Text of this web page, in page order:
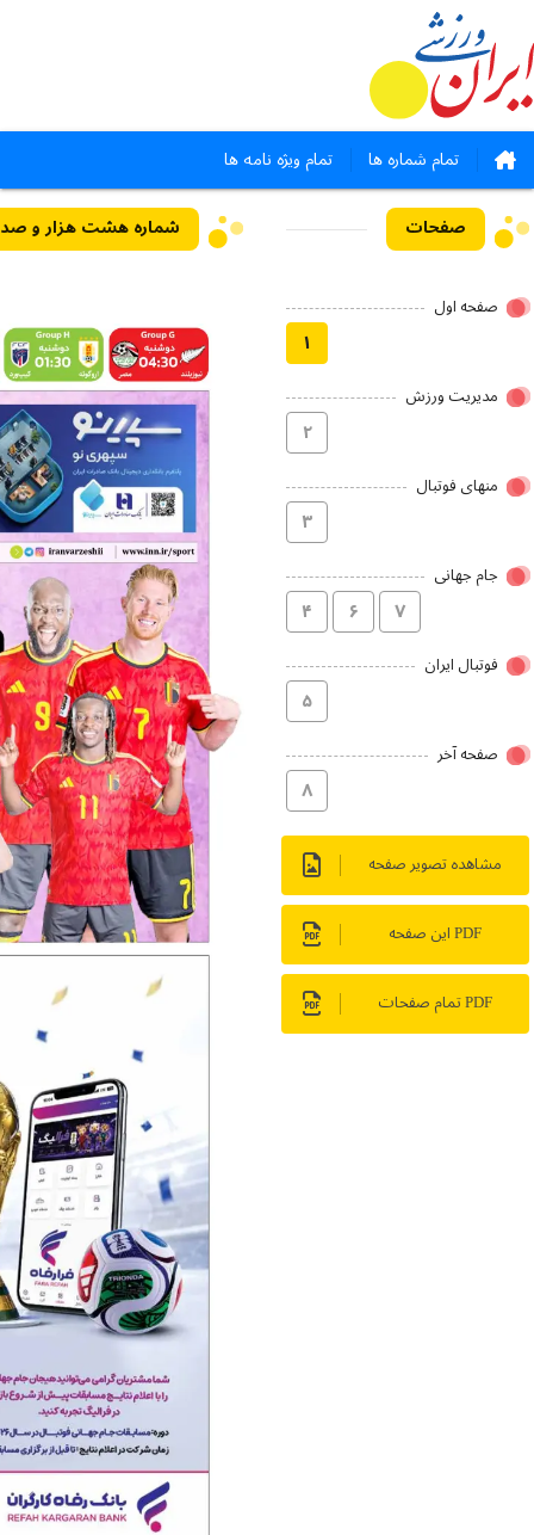
تمام شماره ها تمام ویژه نامه ها
صفحات
صفحه اول
۱
مدیریت ورزش
۲
منهای فوتبال
۳
جام جهانی
۴ ۶ ۷
فوتبال ایران
۵
صفحه آخر
۸
مشاهده تصویر صفحه
PDF این صفحه
PDF تمام صفحات